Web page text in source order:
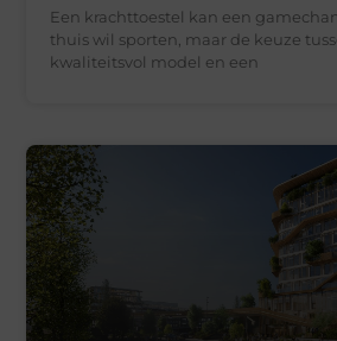
Een krachttoestel kan een
thuis wil sporten, maar de keuze
kwaliteitsvol model en een